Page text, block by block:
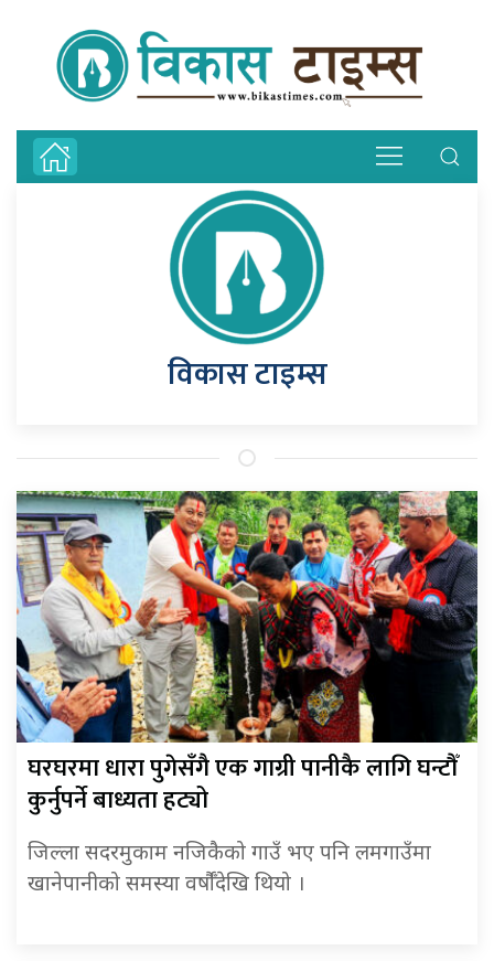
विकास टाइम्स
घरघरमा धारा पुगेसँगै एक गाग्री पानीकै लागि घन्टौँ
कुर्नुपर्ने बाध्यता हट्यो
जिल्ला सदरमुकाम नजिकैको गाउँ भए पनि लमगाउँमा
खानेपानीको समस्या वर्षौँदेखि थियो ।